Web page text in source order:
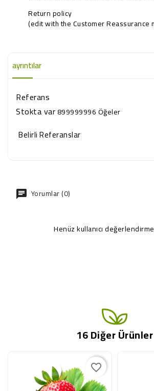
Return policy
(edit with the Customer Reassurance
ayrıntılar
Referans
Stokta var899999996 Öğeler
Belirli Referanslar
Yorumlar (0)
Henüz kullanıcı
16 Diğer Ürünler
favorite_border